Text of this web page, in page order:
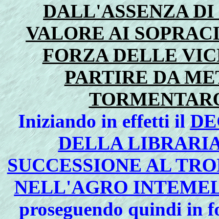
DALL'ASSENZA
VALORE AI
FORZA DELLE
PARTIRE DA
Iniziando in effetti il
DELLA
SUCCESSIONE AL
NELL'AGRO
proseguendo quindi in